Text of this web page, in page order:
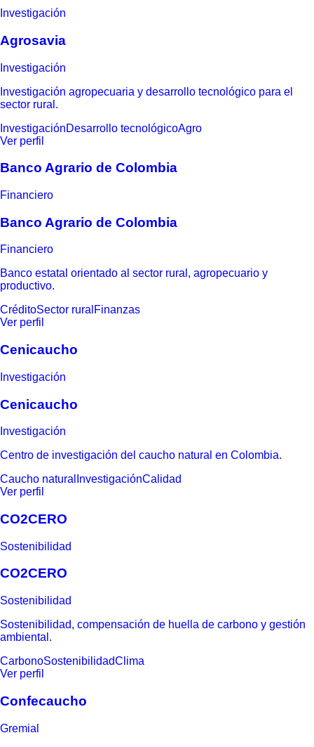
Investigación
Agrosavia
Investigación
Investigación agropecuaria y desarrollo tecnológico para el
sector rural.
InvestigaciónDesarrollo tecnológicoAgro
Ver perfil
Banco Agrario de Colombia
Financiero
Banco Agrario de Colombia
Financiero
Banco estatal orientado al sector rural, agropecuario y
productivo.
CréditoSector rural Finanzas
Ver perfil
Cenicaucho
Investigación
Cenicaucho
Investigación
Centro de investigación del caucho natural en Colombia.
Caucho natural InvestigaciónCalidad
Ver perfil
CO2CERO
Sostenibilidad
CO2CERO
Sostenibilidad
Sostenibilidad, compensación de huella de carbono y gestión
ambiental.
CarbonoSostenibilidadClima
Ver perfil
Confecaucho
Gremial